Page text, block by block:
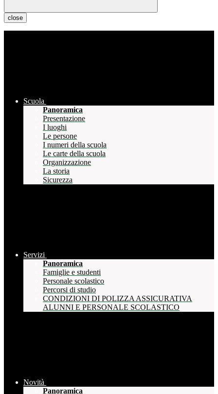
close
Scuola
Panoramica
Presentazione
I luoghi
Le persone
I numeri della scuola
Le carte della scuola
Organizzazione
La storia
Sicurezza
Servizi
Panoramica
Famiglie e studenti
Personale scolastico
Percorsi di studio
CONDIZIONI DI POLIZZA ASSICURATIVA
ALUNNI E PERSONALE SCOLASTICO
Novità
Panoramica